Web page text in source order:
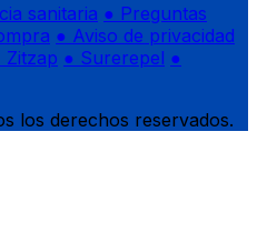
sanitaria ● Preguntas
● Aviso de privacidad
Zitzap ● Surerepel ●
los derechos reservados.